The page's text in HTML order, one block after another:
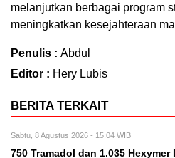
melanjutkan berbagai program
meningkatkan kesejahteraan
Penulis : Abdul
Editor : Hery Lubis
BERITA TERKAIT
Sabtu, 8 Agustus 2026 - 15:04 WIB
750 Tramadol dan 1.035